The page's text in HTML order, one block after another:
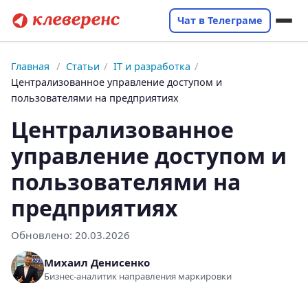
Чат в Телеграме
Главная / Статьи / IT и разработка /
Централизованное управление доступом и
пользователями на предприятиях
Централизованное
управление доступом и
пользователями на
предприятиях
Обновлено: 20.03.2026
Михаил Денисенко
Бизнес-аналитик направления маркировки